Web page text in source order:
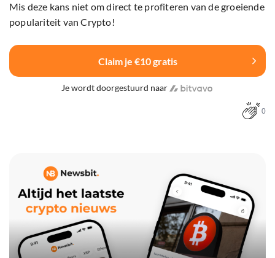
Mis deze kans niet om direct te profiteren van de groeiende
populariteit van Crypto!
Claim je €10 gratis
Je wordt doorgestuurd naar
0